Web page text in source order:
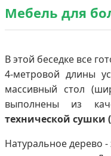
Мебель для
В этой беседке все
4-метровой длины
массивный стол
выполнены из
технической сушки
Натуральное дерево